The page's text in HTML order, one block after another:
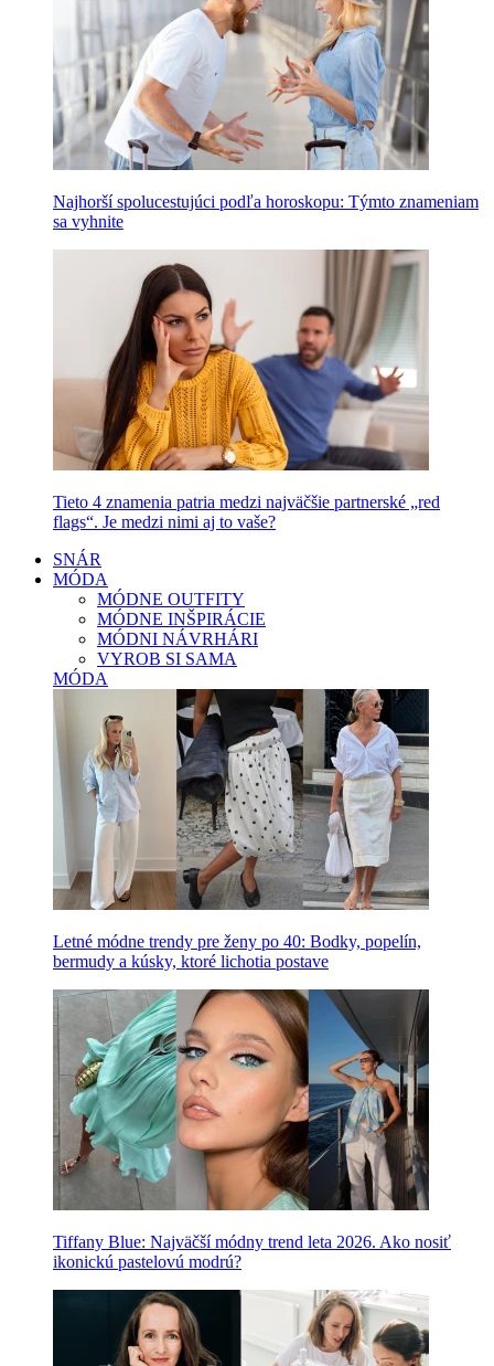
Najhorší spolucestujúci podľa horoskopu: Týmto znameniam
sa vyhnite
Tieto 4 znamenia patria medzi najväčšie partnerské „red
flags“. Je medzi nimi aj to vaše?
SNÁR
MÓDA
MÓDNE OUTFITY
MÓDNE INŠPIRÁCIE
MÓDNI NÁVRHÁRI
VYROB SI SAMA
MÓDA
Letné módne trendy pre ženy po 40: Bodky, popelín,
bermudy a kúsky, ktoré lichotia postave
Tiffany Blue: Najväčší módny trend leta 2026. Ako nosiť
ikonickú pastelovú modrú?